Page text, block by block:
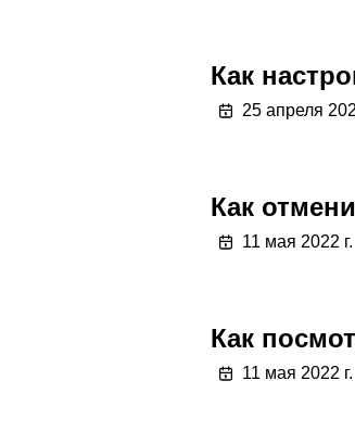
Как
25 апреля
Как
11 мая 2022 г.
Как
11 мая 2022 г.